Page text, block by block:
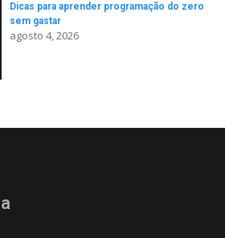
Dicas para aprender programação do zero
sem gastar
agosto 4, 2026